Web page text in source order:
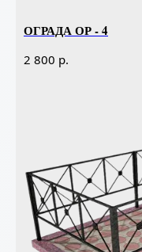
ОГРАДА ОР - 4
2 800 р.